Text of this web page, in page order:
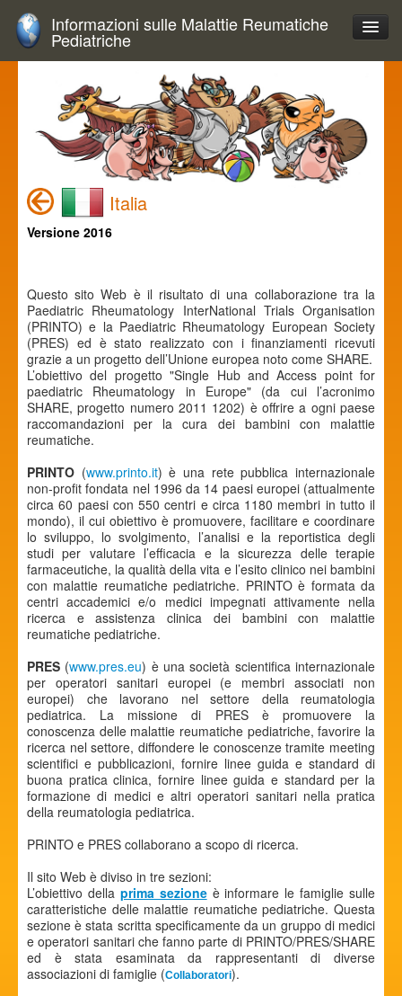
Informazioni sulle Malattie Reumatiche
Pediatriche
Italia
Versione 2016
Questo sito Web è il risultato di una collaborazione tra la
Paediatric Rheumatology InterNational Trials Organisation
(PRINTO) e la Paediatric Rheumatology European Society
(PRES) ed è stato realizzato con i finanziamenti ricevuti
grazie a un progetto dell’Unione europea noto come SHARE.
L’obiettivo del progetto "Single Hub and Access point for
paediatric Rheumatology in Europe" (da cui l’acronimo
SHARE, progetto numero 2011 1202) è offrire a ogni paese
raccomandazioni per la cura dei bambini con malattie
reumatiche.
PRINTO (www.printo.it) è una rete pubblica internazionale
non-profit fondata nel 1996 da 14 paesi europei (attualmente
circa 60 paesi con 550 centri e circa 1180 membri in tutto il
mondo), il cui obiettivo è promuovere, facilitare e coordinare
lo sviluppo, lo svolgimento, l’analisi e la reportistica degli
studi per valutare l’efficacia e la sicurezza delle terapie
farmaceutiche, la qualità della vita e l’esito clinico nei bambini
con malattie reumatiche pediatriche. PRINTO è formata da
centri accademici e/o medici impegnati attivamente nella
ricerca e assistenza clinica dei bambini con malattie
reumatiche pediatriche.
PRES (www.pres.eu) è una società scientifica internazionale
per operatori sanitari europei (e membri associati non
europei) che lavorano nel settore della reumatologia
pediatrica. La missione di PRES è promuovere la
conoscenza delle malattie reumatiche pediatriche, favorire la
ricerca nel settore, diffondere le conoscenze tramite meeting
scientifici e pubblicazioni, fornire linee guida e standard di
buona pratica clinica, fornire linee guida e standard per la
formazione di medici e altri operatori sanitari nella pratica
della reumatologia pediatrica.
PRINTO e PRES collaborano a scopo di ricerca.
Il sito Web è diviso in tre sezioni:
L’obiettivo della prima sezioneè informare le famiglie sulle
caratteristiche delle malattie reumatiche pediatriche. Questa
sezione è stata scritta specificamente da un gruppo di medici
e operatori sanitari che fanno parte di PRINTO/PRES/SHARE
ed è stata esaminata da rappresentanti di diverse
associazioni di famiglie (Collaboratori).